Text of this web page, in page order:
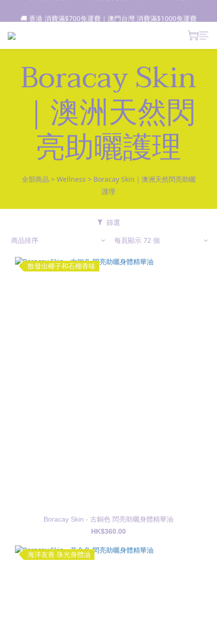
新朋友登記會員即獲$50購物金✨ 點擊了解更多詳情🔎
Boracay Skin
｜澳洲天然閃
亮助曬護理
全部商品 > Wellness > Boracay Skin｜澳洲天然閃亮助曬
護理
篩選
商品排序
每頁顯示 72 個
散發出椰子和石榴香味
Boracay Skin - 古銅色 閃亮助曬身體精華油
HK$360.00
海洋友善 珠光身體油